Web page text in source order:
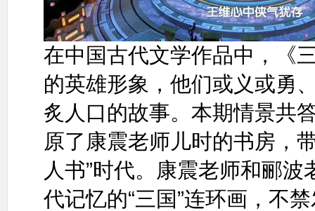
在中国古代文学作品中，《
的英雄形象，他们或义或勇
炙人口的故事。本期情景共
原了康震老师儿时的书房，
人书”时代。康震老师和郦
代记忆的“三国”连环画，不